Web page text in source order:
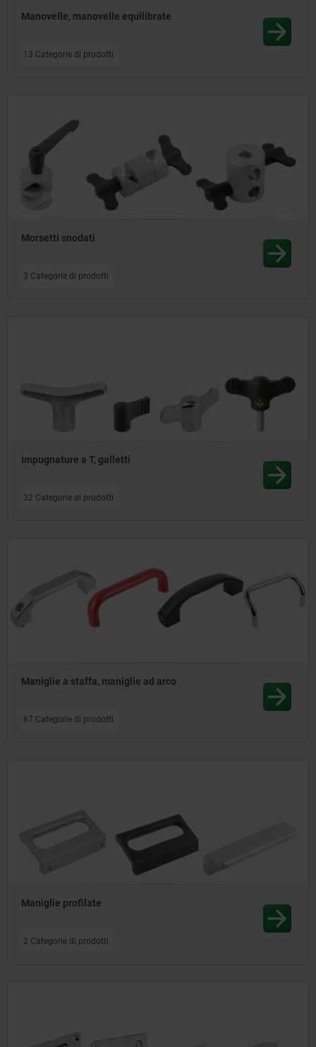
Manovelle, manovelle equilibrate
13 Categorie di prodotti
Morsetti snodati
3 Categorie di prodotti
Impugnature a T, galletti
32 Categorie di prodotti
Maniglie a staffa, maniglie ad arco
67 Categorie di prodotti
Maniglie profilate
2 Categorie di prodotti